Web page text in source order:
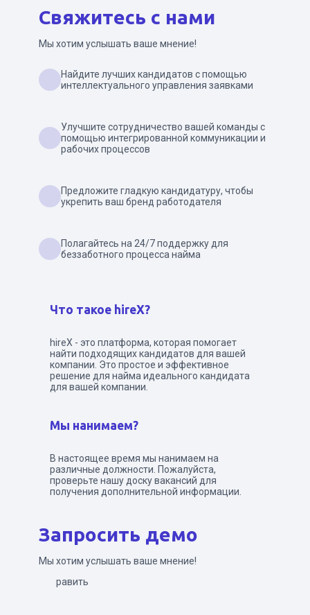
Свяжитесь с нами
Мы хотим услышать ваше мнение!
Найдите лучших кандидатов с помощью
интеллектуального управления заявками
Улучшите сотрудничество вашей команды с
помощью интегрированной коммуникации и
рабочих процессов
Предложите гладкую кандидатуру, чтобы
укрепить ваш бренд работодателя
Полагайтесь на 24/7 поддержку для
беззаботного процесса найма
Что такое hireX?
hireX - это платформа, которая помогает
найти подходящих кандидатов для вашей
компании. Это простое и эффективное
решение для найма идеального кандидата
для вашей компании.
Мы нанимаем?
В настоящее время мы нанимаем на
различные должности. Пожалуйста,
проверьте нашу доску вакансий для
получения дополнительной информации.
Запросить демо
Мы хотим услышать ваше мнение!
Отправить